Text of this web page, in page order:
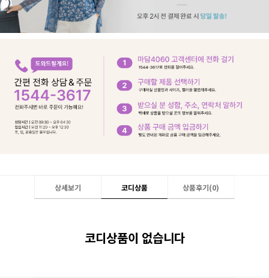
상세보기 코디상품 상품후기(0)
코디상품이 없습니다